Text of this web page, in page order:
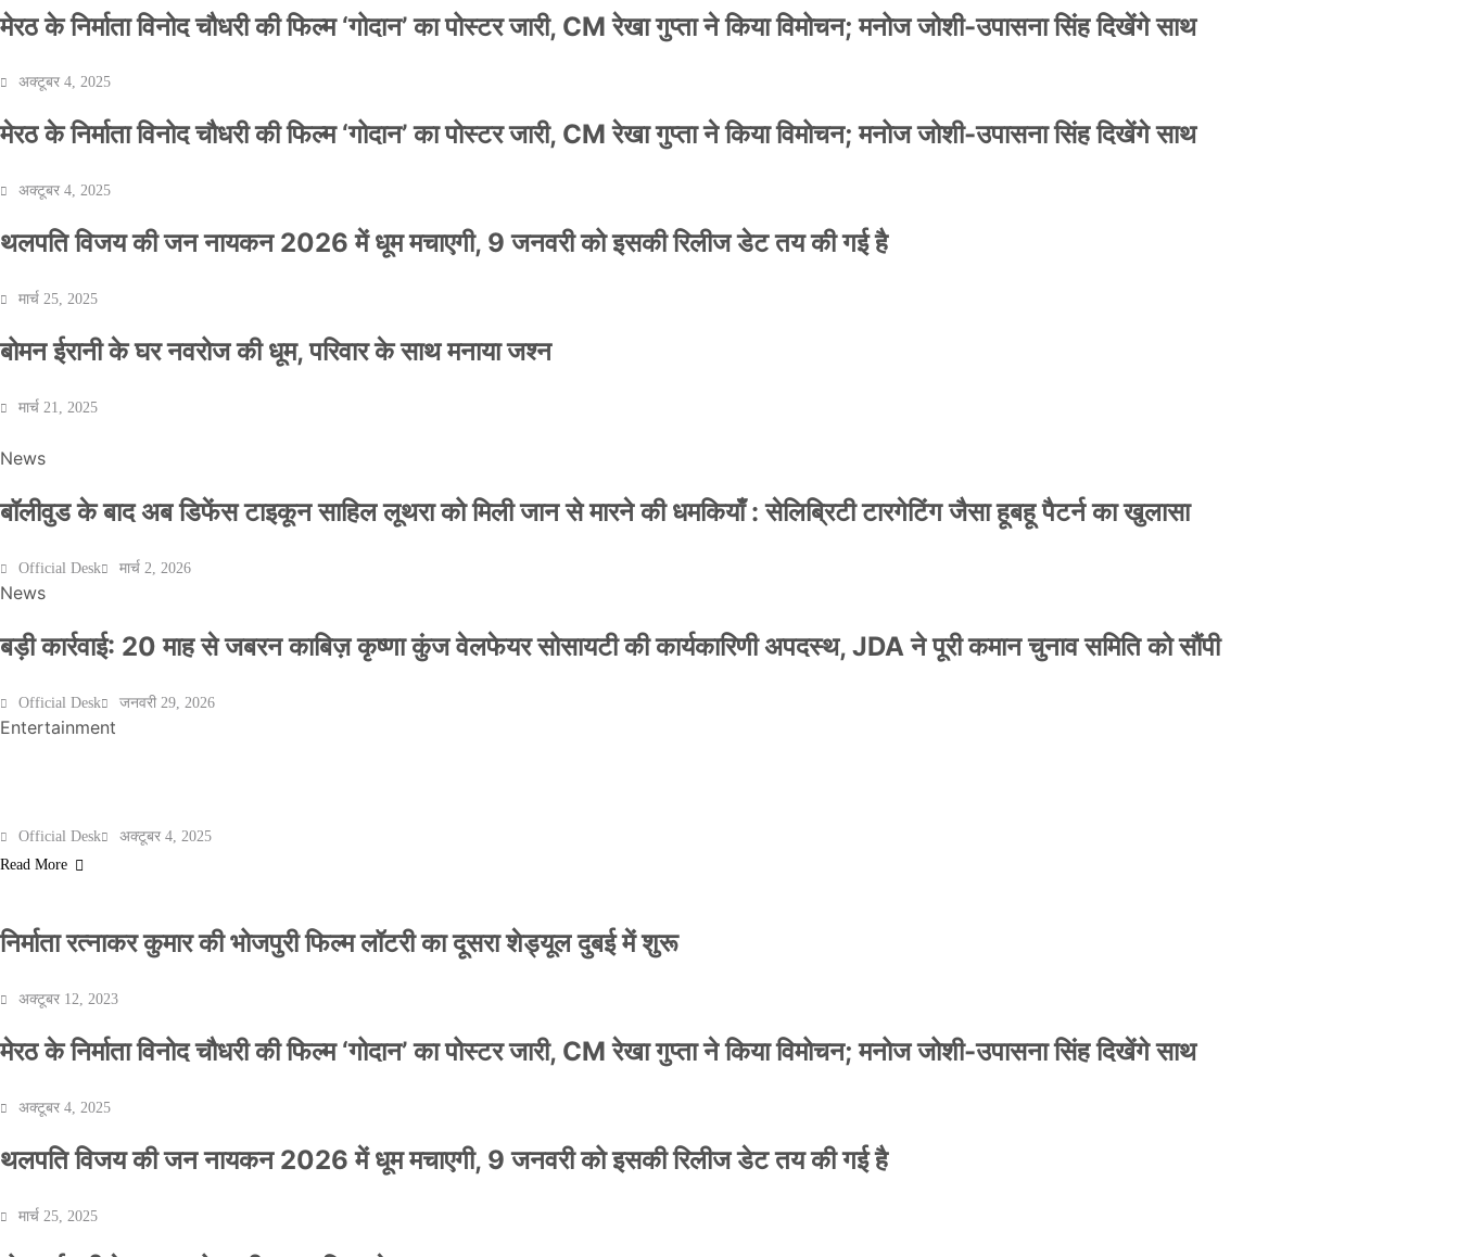
मेरठ के निर्माता विनोद चौधरी की फिल्म ‘गोदान’ का पोस्टर जारी, CM रेखा गुप्ता ने किया विमोचन; मनोज जोशी-उपासना सिंह दिखेंगे साथ
अक्टूबर 4, 2025
मेरठ के निर्माता विनोद चौधरी की फिल्म ‘गोदान’ का पोस्टर जारी, CM रेखा गुप्ता ने किया विमोचन; मनोज जोशी-उपासना सिंह दिखेंगे साथ
अक्टूबर 4, 2025
थलपति विजय की जन नायकन 2026 में धूम मचाएगी, 9 जनवरी को इसकी रिलीज डेट तय की गई है
मार्च 25, 2025
बोमन ईरानी के घर नवरोज की धूम, परिवार के साथ मनाया जश्न
मार्च 21, 2025
News
बॉलीवुड के बाद अब डिफेंस टाइकून साहिल लूथरा को मिली जान से मारने की धमकियाँ : सेलिब्रिटी टारगेटिंग जैसा हूबहू पैटर्न का खुलासा
Official Desk मार्च 2, 2026
News
बड़ी कार्रवाई: 20 माह से जबरन काबिज़ कृष्णा कुंज वेलफेयर सोसायटी की कार्यकारिणी अपदस्थ, JDA ने पूरी कमान चुनाव समिति को सौंपी
Official Desk जनवरी 29, 2026
Entertainment
Official Desk
अक्टूबर 4, 2025
Read More
निर्माता रत्नाकर कुमार की भोजपुरी फिल्म लॉटरी का दूसरा शेड्यूल दुबई में शुरू
अक्टूबर 12, 2023
मेरठ के निर्माता विनोद चौधरी की फिल्म ‘गोदान’ का पोस्टर जारी, CM रेखा गुप्ता ने किया विमोचन; मनोज जोशी-उपासना सिंह दिखेंगे साथ
अक्टूबर 4, 2025
थलपति विजय की जन नायकन 2026 में धूम मचाएगी, 9 जनवरी को इसकी रिलीज डेट तय की गई है
मार्च 25, 2025